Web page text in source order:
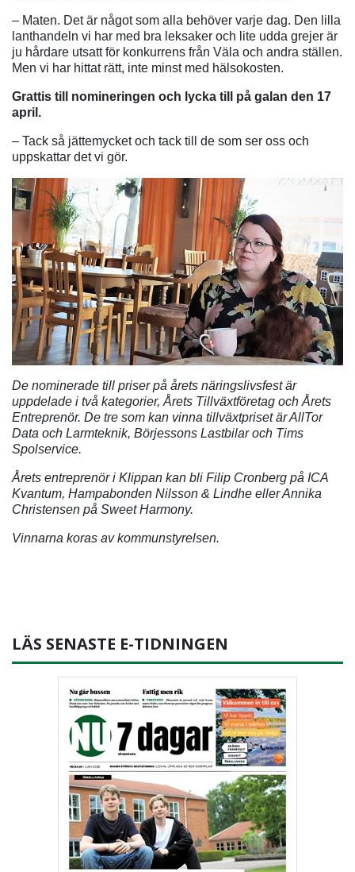
– Maten. Det är något som alla behöver varje dag. Den lilla
lanthandeln vi har med bra leksaker och lite udda grejer är
ju hårdare utsatt för konkurrens från Väla och andra ställen.
Men vi har hittat rätt, inte minst med hälsokosten.
Grattis till nomineringen och lycka till på galan den 17
april.
– Tack så jättemycket och tack till de som ser oss och
uppskattar det vi gör.
De nominerade till priser på årets näringslivsfest är
uppdelade i två kategorier, Årets Tillväxtföretag och Årets
Entreprenör. De tre som kan vinna tillväxtpriset är AllTor
Data och Larmteknik, Börjessons Lastbilar och Tims
Spolservice.
Årets entreprenör i Klippan kan bli Filip Cronberg på ICA
Kvantum, Hampabonden Nilsson & Lindhe eller Annika
Christensen på Sweet Harmony.
Vinnarna koras av kommunstyrelsen.
LÄS SENASTE E-TIDNINGEN